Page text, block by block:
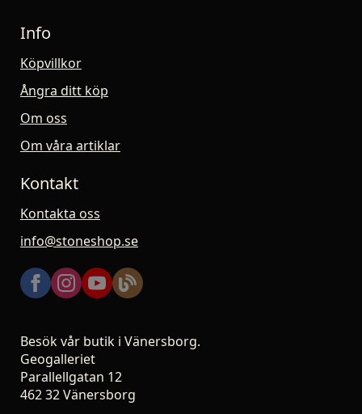
Info
Köpvillkor
Ångra ditt köp
Om oss
Om våra artiklar
Kontakt
Kontakta oss
info@stoneshop.se
Besök vår butik i Vänersborg.
Geogalleriet
Parallellgatan 12
462 32 Vänersborg